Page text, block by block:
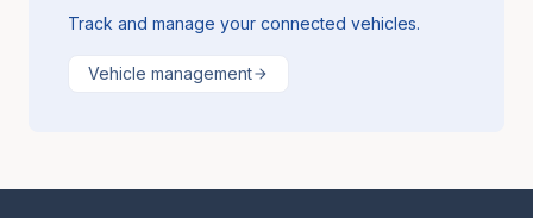
Track and manage your connected vehicles.
Vehicle management